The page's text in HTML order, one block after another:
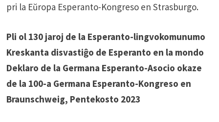
pri la Eŭropa Esperanto-Kongreso en Strasburgo.
Pli ol 130 jaroj de la Esperanto-lingvokomunumo
Kreskanta disvastiĝo de Esperanto en la mondo
Deklaro de la Germana Esperanto-Asocio okaze
de la 100-a Germana Esperanto-Kongreso en
Braunschweig, Pentekosto 2023